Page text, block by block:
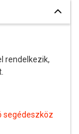
rendelkezik,
segédeszköz